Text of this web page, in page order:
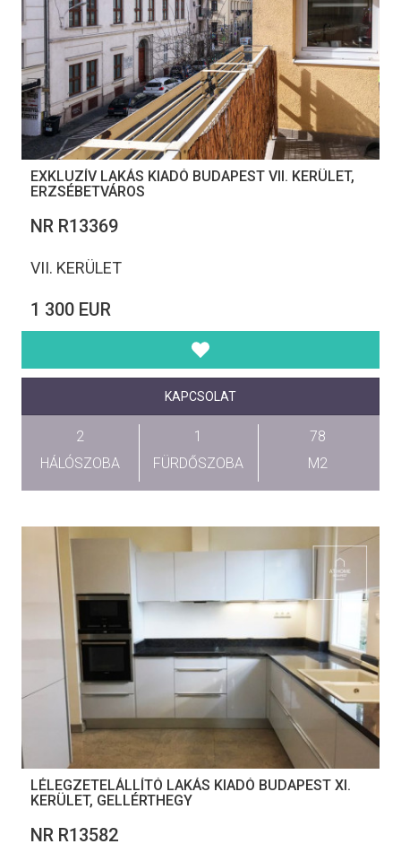
EXKLUZÍV LAKÁS KIADÓ BUDAPEST VII. KERÜLET,
ERZSÉBETVÁROS
NR R13369
VII. KERÜLET
1 300 EUR
KAPCSOLAT
2
HÁLÓSZOBA
1
FÜRDŐSZOBA
78
M2
LÉLEGZETELÁLLÍTÓ LAKÁS KIADÓ BUDAPEST XI.
KERÜLET, GELLÉRTHEGY
NR R13582